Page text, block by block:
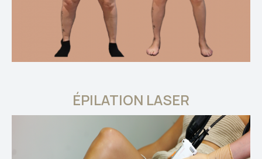
ÉPILATION LASER